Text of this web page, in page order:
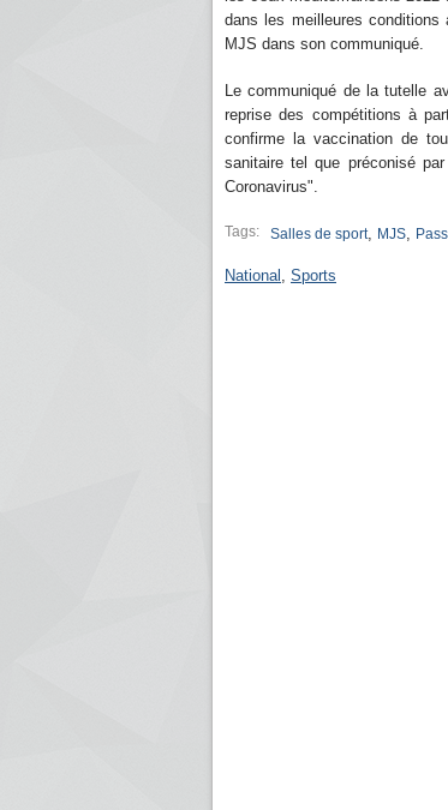
dans les meilleures conditions
MJS dans son communiqué.
Le communiqué de la tutelle
reprise des compétitions à
confirme la vaccination de
sanitaire tel que préconisé
Coronavirus".
Tags: Salles de sport, MJS,
National , Sports